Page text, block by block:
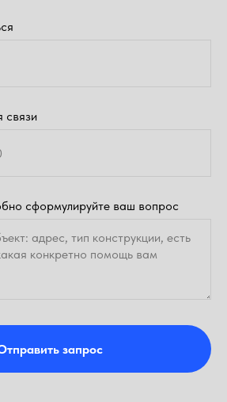
связи
сформулируйте ваш вопрос
запрос